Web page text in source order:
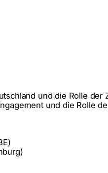
und die Rolle der
und die Rolle